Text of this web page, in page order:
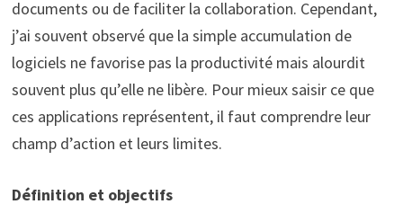
documents ou de faciliter la collaboration. Cependant,
j’ai souvent observé que la simple accumulation de
logiciels ne favorise pas la productivité mais alourdit
souvent plus qu’elle ne libère. Pour mieux saisir ce que
ces applications représentent, il faut comprendre leur
champ d’action et leurs limites.
Définition et objectifs